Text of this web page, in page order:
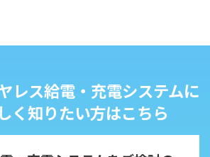
レス給電・充電システムに
く知りたい方はこちら